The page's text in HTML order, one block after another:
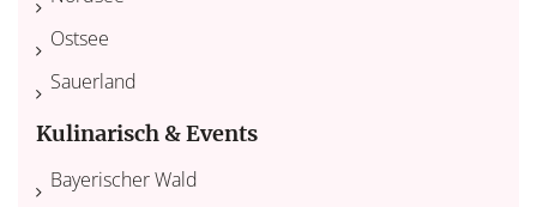
Ostsee
Sauerland
Kulinarisch & Events
Bayerischer Wald